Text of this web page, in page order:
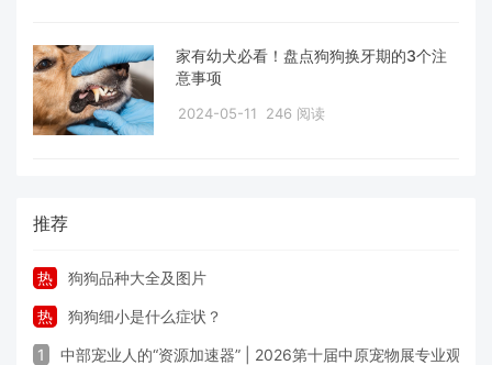
家有幼犬必看！盘点狗狗换牙期的3个注
意事项
2024-05-11 246 阅读
推荐
热 狗狗品种大全及图片
热 狗狗细小是什么症状？
1 中部宠业人的“资源加速器” | 2026第十届中原宠物展专业观众